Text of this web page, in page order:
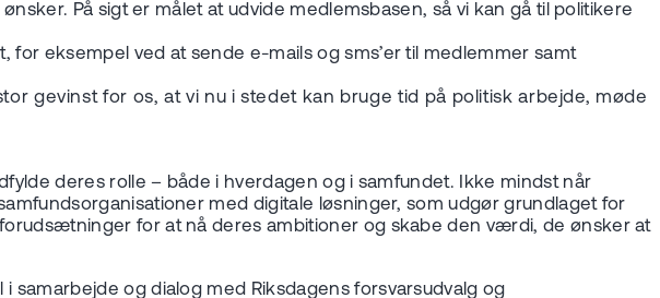
På sigt er målet at udvide medlemsbasen, så vi kan gå til politikere
for eksempel ved at sende e-mails og sms’er til medlemmer samt
gevinst for os, at vi nu i stedet kan bruge tid på politisk arbejde, møde
deres rolle – både i hverdagen og i samfundet. Ikke mindst når
med digitale løsninger, som udgør grundlaget for
for at nå deres ambitioner og skabe den værdi, de ønsker at
og dialog med Riksdagens forsvarsudvalg og